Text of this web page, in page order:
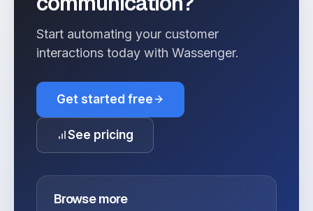
Start automating your customer
interactions today with Wassenger.
Get started free
See pricing
Browse more